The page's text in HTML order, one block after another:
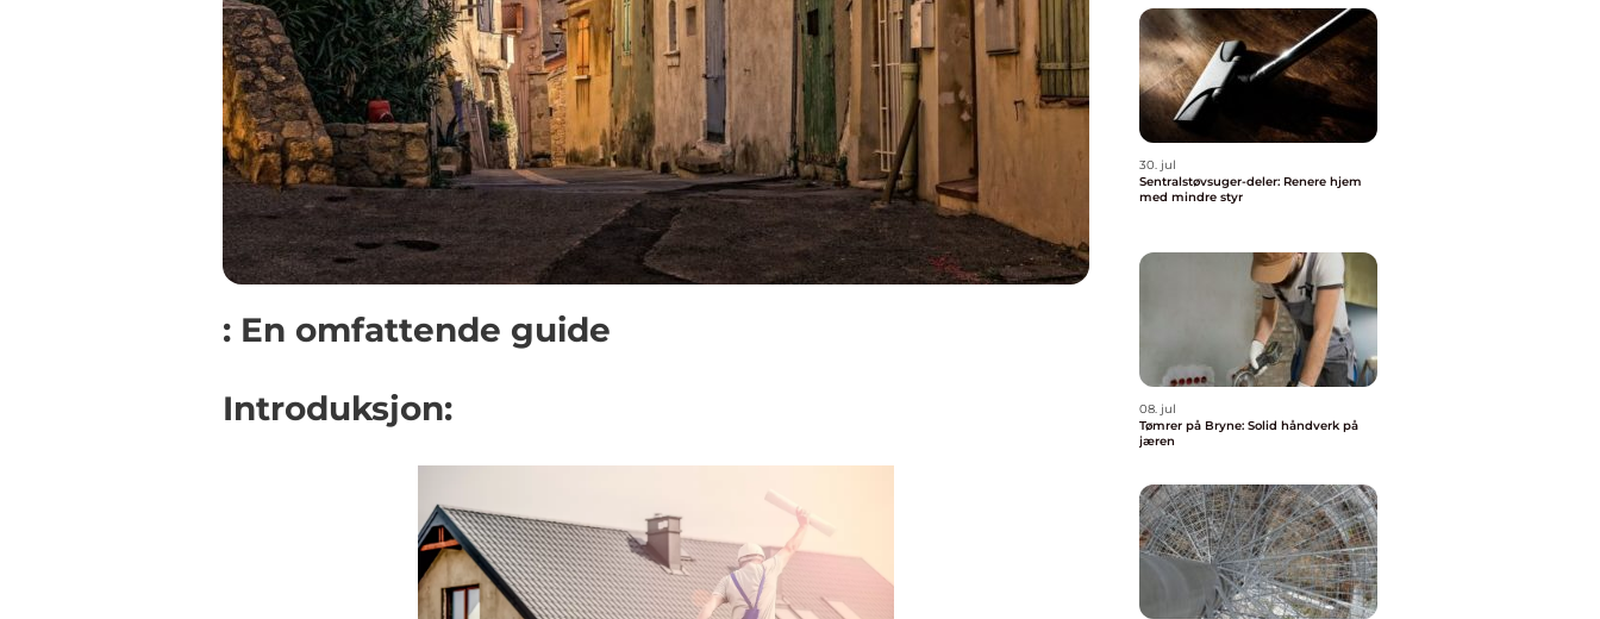
: En omfattende guide
Introduksjon:
30. jul
Sentralstøvsuger-deler: Renere hjem
med mindre styr
08. jul
Tømrer på Bryne: Solid håndverk på
jæren